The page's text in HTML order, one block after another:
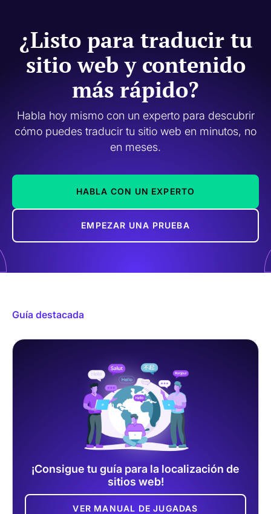
¿Listo para traducir tu
sitio web y contenido
más rápido?
Habla hoy mismo con un experto para descubrir
cómo puedes traducir tu sitio web en minutos, no
en meses.
HABLA CON UN EXPERTO
EMPEZAR UNA PRUEBA
Guía destacada
¡Consigue tu guía para la localización de
sitios web!
VER MANUAL DE JUGADAS